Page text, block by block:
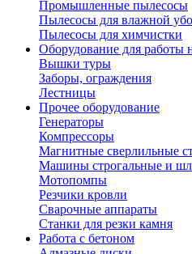
Промышленные пылесосы
Пылесосы для влажной
Пылесосы для химчистки
Оборудование для работы
Вышки туры
Заборы, ограждения
Лестницы
Прочее оборудование
Генераторы
Компрессоры
Магнитные сверлильные
Машины строгальные и
Мотопомпы
Резчики кровли
Сварочные аппараты
Станки для резки камня
Работа с бетоном